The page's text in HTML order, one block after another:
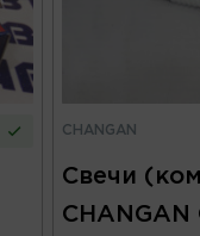
CHANGAN
Свечи
CHANGAN